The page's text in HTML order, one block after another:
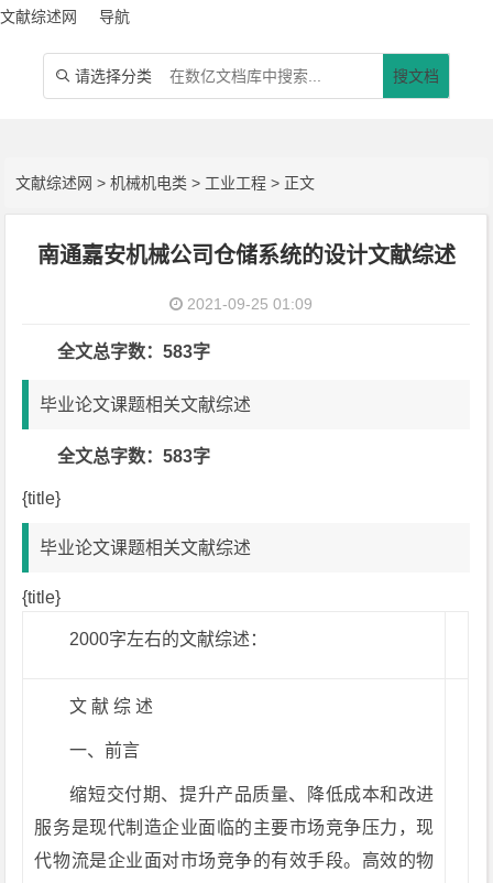
文献综述网 导航
 请选择分类 搜文档
文献综述网 >机械机电类 > 工业工程 > 正文
南通嘉安机械公司仓储系统的设计文献综述
2021-09-25 01:09
全文总字数：583字
毕业论文课题相关文献综述
全文总字数：583字
{title}
毕业论文课题相关文献综述
{title}
2000字左右的文献综述：
文 献 综 述
一、前言
缩短交付期、提升产品质量、降低成本和改进
服务是现代制造企业面临的主要市场竞争压力，现
代物流是企业面对市场竞争的有效手段。高效的物